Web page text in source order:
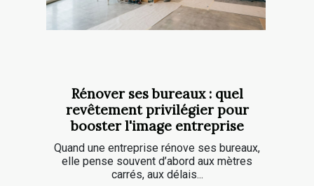
Rénover ses bureaux : quel
revêtement privilégier pour
booster l'image entreprise
Quand une entreprise rénove ses bureaux,
elle pense souvent d’abord aux mètres
carrés, aux délais...